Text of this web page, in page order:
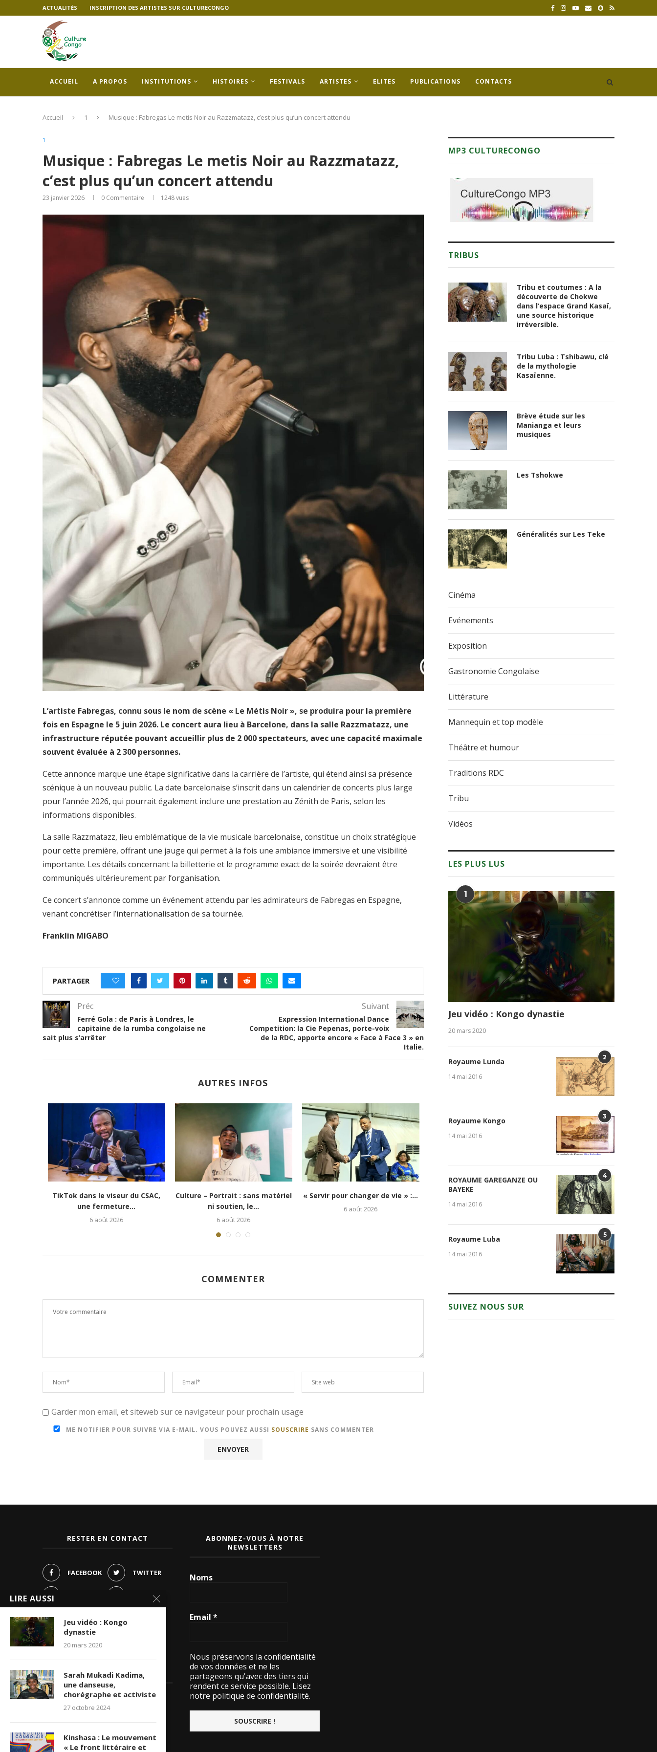
ACTUALITÉS INSCRIPTION DES ARTISTES SUR CULTURECONGO
ACCUEIL A PROPOS INSTITUTIONS HISTOIRES FESTIVALS ARTISTES ELITES PUBLICATIONS CONTACTS
Accueil 1 Musique : Fabregas Le metis Noir au Razzmatazz, c’est plus qu’un concert attendu
1
Musique : Fabregas Le metis Noir au Razzmatazz,
c’est plus qu’un concert attendu
23 janvier 2026 0 Commentaire 1248vues
L’artiste Fabregas, connu sous le nom de scène « Le Métis Noir », se produira pour la première
fois en Espagne le 5 juin 2026. Le concert aura lieu à Barcelone, dans la salle Razzmatazz, une
infrastructure réputée pouvant accueillir plus de 2 000 spectateurs, avec une capacité maximale
souvent évaluée à 2 300 personnes.
Cette annonce marque une étape significative dans la carrière de l’artiste, qui étend ainsi sa présence
scénique à un nouveau public. La date barcelonaise s’inscrit dans un calendrier de concerts plus large
pour l’année 2026, qui pourrait également inclure une prestation au Zénith de Paris, selon les
informations disponibles.
La salle Razzmatazz, lieu emblématique de la vie musicale barcelonaise, constitue un choix stratégique
pour cette première, offrant une jauge qui permet à la fois une ambiance immersive et une visibilité
importante. Les détails concernant la billetterie et le programme exact de la soirée devraient être
communiqués ultérieurement par l’organisation.
Ce concert s’annonce comme un événement attendu par les admirateurs de Fabregas en Espagne,
venant concrétiser l’internationalisation de sa tournée.
Franklin MIGABO
PARTAGER
Préc
Ferré Gola : de Paris à Londres, le
capitaine de la rumba congolaise ne
sait plus s’arrêter
Suivant
Expression International Dance
Competition: la Cie Pepenas, porte-voix
de la RDC, apporte encore « Face à Face 3 » en
Italie.
AUTRES INFOS
Culture-Portrait : Cena Toth, un
jeune rappeur déterminé...
5 août 2026
Lubumbashi : Kongo 26Street
redonne espoir aux enfants...
5 août 2026
Festival Congo Mboka Vibe : la
jeunesse kinoise...
responsabilités précoces et...
Armand Tshitende
Une Constitution doit...
COMMENTER
Garder mon email, et siteweb sur ce navigateur pour prochain usage
ME NOTIFIER POUR SUIVRE VIA E-MAIL. VOUS POUVEZ AUSSI SOUSCRIRE SANS COMMENTER
MP3 CULTURECONGO
TRIBUS
Tribu et coutumes : A la
découverte de Chokwe
dans l’espace Grand Kasaï,
une source historique
irréversible.
Tribu Luba : Tshibawu, clé
de la mythologie
Kasaïenne.
Brève étude sur les
Manianga et leurs
musiques
Les Tshokwe
Généralités sur Les Teke
Cinéma
Evénements
Exposition
Gastronomie Congolaise
Littérature
Mannequin et top modèle
Théâtre et humour
Traditions RDC
Tribu
Vidéos
LES PLUS LUS
1
Jeu vidéo : Kongo dynastie
20 mars 2020
2
Royaume Lunda
14 mai 2016
3
Royaume Kongo
14 mai 2016
4
ROYAUME GAREGANZE OU
BAYEKE
14 mai 2016
5
Royaume Luba
14 mai 2016
SUIVEZ NOUS SUR
RESTER EN CONTACT
FACEBOOK TWITTER
INSTAGRAM
PINTEREST
LES VISITES
15531284 visite(s)
ABONNEZ-VOUS À NOTRE
NEWSLETTERS
Noms
Email*
Nous préservons la confidentialité
de vos données et ne les
partageons qu'avec des tiers qui
rendent ce service possible. Lisez
notre politique de confidentialité.
LIRE AUSSI
Jeu vidéo : Kongo
dynastie
20 mars 2020
Sarah Mukadi Kadima,
une danseuse,
chorégraphe et activiste
27 octobre 2024
Kinshasa : Le mouvement
« Le front littéraire et